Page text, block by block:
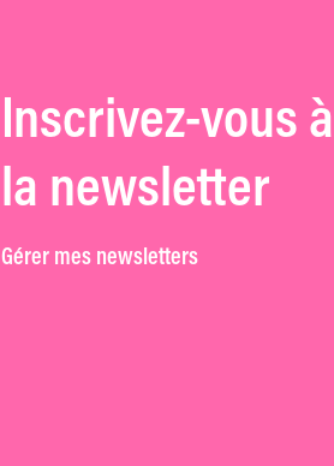
Inscrivez-vous à
la newsletter
Gérer mes newsletters